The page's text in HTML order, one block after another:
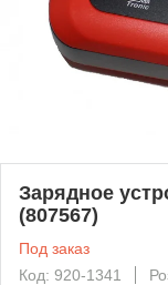
Зарядное
(807567)
Под заказ
Код: 920-1341